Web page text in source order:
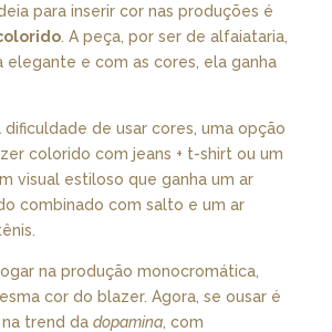
para inserir cor nas produções é
. A peça, por ser de alfaiataria,
elegante e com as cores, ela ganha
de usar cores, uma opção
colorido com jeans + t-shirt ou um
visual estiloso que ganha um ar
combinado com salto e um ar
na produção monocromática,
cor do blazer. Agora, se ousar é
trend da dopamina, com